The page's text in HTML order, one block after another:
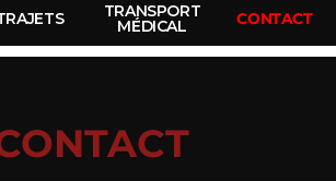
TRANSPORT
MÉDICAL CONTACT